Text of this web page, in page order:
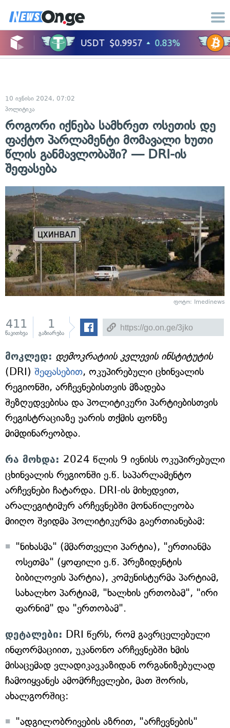
10 ივნისი 2024, 07:02
პოლიტიკა
როგორი იქნება სამხრეთ ოსეთის დე
ფაქტო პარლამენტი მომავალი ხუთი
წლის განმავლობაში? — DRI-ის
შეფასება
ფოტო: Imedinews
411
წაკითხვა
1
გაზიარება
მოკლედ: დემოკრატიის კვლევის ინსტიტუტის
(DRI) შეფასებით, ოკუპირებული ცხინვალის
რეგიონში, არჩევნებისთვის მზადება
შეზღუდვებისა და პოლიტიკური პარტიებისთვის
რეგისტრაციაზე უარის თქმის ფონზე
მიმდინარეობდა.
რა მოხდა: 2024 წლის 9 ივნისს ოკუპირებული
ცხინვალის რეგიონში ე.წ. საპარლამენტო
არჩევნები ჩატარდა. DRI-ის მიხედვით,
არალეგიტიმურ არჩევნებში მონაწილეობა
მიიღო შვიდმა პოლიტიკურმა გაერთიანებამ:
"ნიხასმა" (მმართველი პარტია), "ერთიანმა
ოსეთმა" (ყოფილი ე.წ. პრეზიდენტის
ბიბილოვის პარტია), კომუნისტურმა პარტიამ,
სახალხო პარტიამ, "ხალხის ერთობამ", "ირი
ფარნიმ" და "ერთობამ".
დეტალები: DRI წერს, რომ გავრცელებული
ინფორმაციით, უკანონო არჩევნებში ხმის
მისაცემად ვლადიკავკაზიდან ორგანიზებულად
ჩამოიყვანეს ამომრჩევლები, მათ შორის,
ახალგორშიც:
"ადგილობრივების აზრით, "არჩევნების"